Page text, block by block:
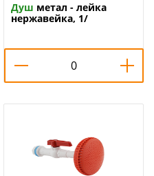
Душ метал - лейка
нержавейка, 1/